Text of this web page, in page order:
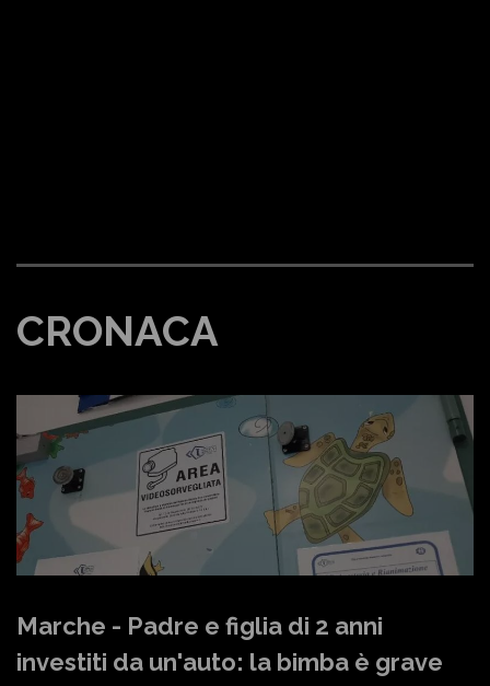
CRONACA
Marche - Padre e figlia di 2 anni
investiti da un'auto: la bimba è grave